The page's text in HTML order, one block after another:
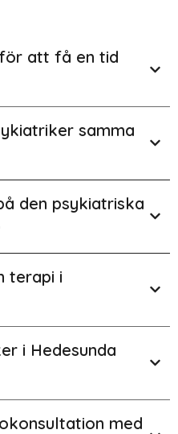
att få en tid
samma
den psykiatriska
terapi i
i Hedesunda
med